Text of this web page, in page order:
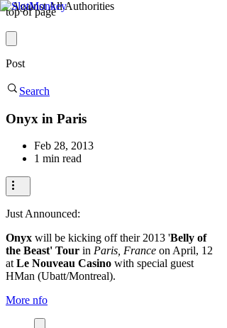
top of page
Post
Search
Onyx in Paris
Feb 28, 2013
1 min read
Just Announced:
Onyx will be kicking off their 2013 'Belly of
the Beast' Tour in Paris, France on April, 12
atLe Nouveau Casino with special guest
HMan (Ubatt/Montreal).
More nfo